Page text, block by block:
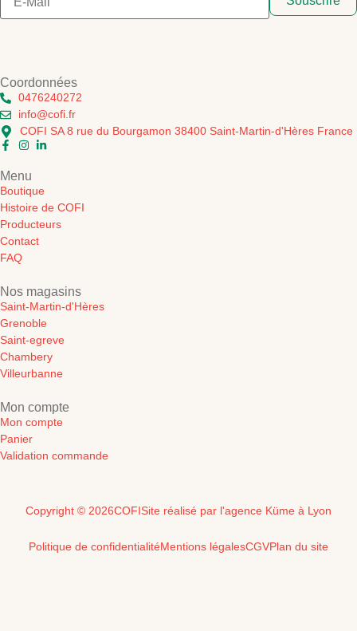
Coordonnées
0476240272
info@cofi.fr
COFI SA 8 rue du Bourgamon 38400 Saint-Martin-d'Hères France
Menu
Boutique
Histoire de COFI
Producteurs
Contact
FAQ
Nos magasins
Saint-Martin-d'Hères
Grenoble
Saint-egreve
Chambery
Villeurbanne
Mon compte
Mon compte
Panier
Validation commande
Copyright © 2026COFISite réalisé par l'agence Küme à Lyon
Politique de confidentialitéMentions légalesCGVPlan du site